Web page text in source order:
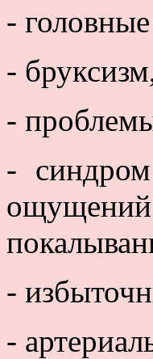
-
-
-
-
ощущений
-
-